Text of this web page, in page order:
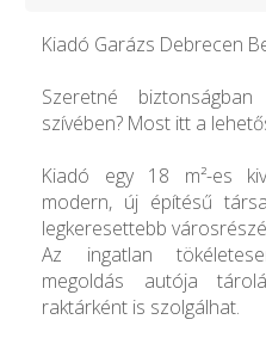
Kiadó Garázs Debrecen
Szeretné
szívében? Most itt a
Kiadó egy 18 m²-es
modern, új építésű
legkeresettebb
Az ingatlan
megoldás autója
raktárként is szolgálhat.